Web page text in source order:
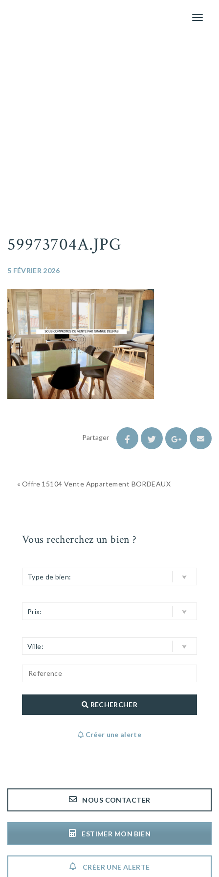
Toggle
59973704A.JPG
5 FÉVRIER 2026
Partager
« Offre 15104 Vente Appartement BORDEAUX
Vous recherchez un bien ?
Type de bien:
Prix:
Ville:
RECHERCHER
Créer une alerte
NOUS CONTACTER
ESTIMER MON BIEN
CRÉER UNE ALERTE